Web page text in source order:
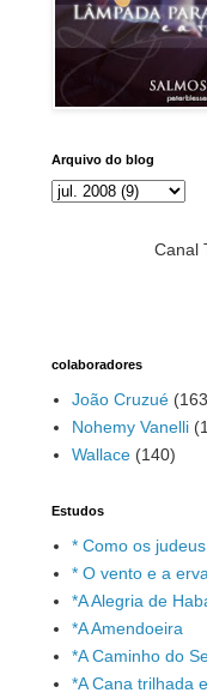
Arquivo do blog
Canal
colaboradores
João Cruzué
Nohemy Vanelli
Wallace (140)
Estudos
* Como os judeus
* O vento e a erva
*A Alegria de
*A Amendoeira
*A Caminho do
*A Cana trilhada